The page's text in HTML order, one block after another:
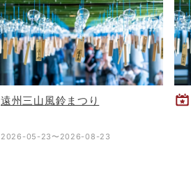
遠州三山風鈴まつり
2026-05-23〜2026-08-23